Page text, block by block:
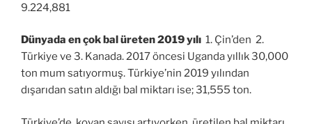
9.224,881
Dünyada en çok bal üreten 2019 yılı 1. Çin’den 2.
Türkiye ve 3. Kanada. 2017 öncesi Uganda yıllık 30,000
ton mum satıyormuş. Türkiye’nin 2019 yılından
dışarıdan satın aldığı bal miktarı ise; 31,555 ton.